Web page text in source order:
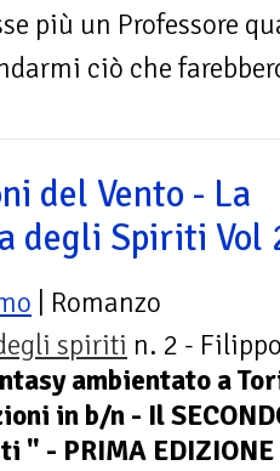
più un Professore
ciò che
del Vento - La
degli Spiriti Vol
| Romanzo
spiriti n. 2 -
ambientato a
in b/n - Il
- PRIMA EDIZIONE